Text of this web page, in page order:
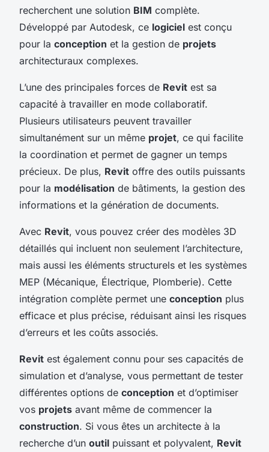
recherchent une solution BIM complète.
Développé par Autodesk, ce logiciel est conçu
pour la conception et la gestion de projets
architecturaux complexes.
L’une des principales forces de Revit est sa
capacité à travailler en mode collaboratif.
Plusieurs utilisateurs peuvent travailler
simultanément sur un même projet, ce qui facilite
la coordination et permet de gagner un temps
précieux. De plus, Revit offre des outils puissants
pour la modélisation de bâtiments, la gestion des
informations et la génération de documents.
Avec Revit, vous pouvez créer des modèles 3D
détaillés qui incluent non seulement l’architecture,
mais aussi les éléments structurels et les systèmes
MEP (Mécanique, Électrique, Plomberie). Cette
intégration complète permet une conception plus
efficace et plus précise, réduisant ainsi les risques
d’erreurs et les coûts associés.
Revit est également connu pour ses capacités de
simulation et d’analyse, vous permettant de tester
différentes options de conception et d’optimiser
vos projets avant même de commencer la
construction. Si vous êtes un architecte à la
recherche d’un outil puissant et polyvalent, Revit